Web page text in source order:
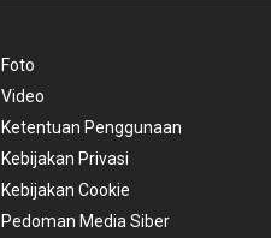
Foto
Video
Ketentuan Penggunaan
Kebijakan Privasi
Kebijakan Cookie
Pedoman Media Siber